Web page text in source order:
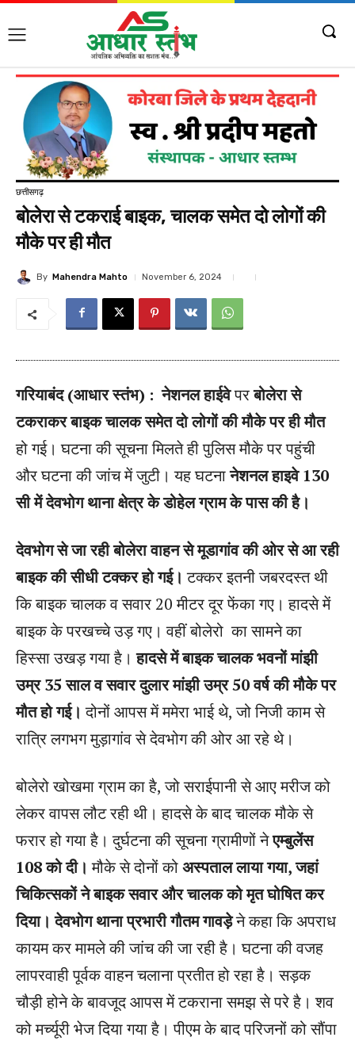
छत्तीसगढ़
बोलेरा से टकराई बाइक, चालक समेत दो लोगों की
मौके पर ही मौत
By Mahendra Mahto November 6, 2024
गरियाबंद (आधार स्तंभ) : नेशनल हाईवेपरबोलेरा से
टकराकर बाइक चालक समेत दो लोगों की मौके पर ही मौत
हो गई। घटना की सूचना मिलते ही पुलिस मौके पर पहुंची
और घटना की जांच में जुटी। यह घटनानेशनल हाइवे 130
सी में देवभोग थाना क्षेत्र के डोहेल ग्राम के पास की है।
देवभोग से जा रही बोलेरा वाहन से मूडागांव की ओर से आ रही
बाइक की सीधी टक्कर हो गई। टक्कर इतनी जबरदस्त थी
कि बाइक चालक व सवार 20 मीटर दूर फेंका गए। हादसे में
बाइक के परखच्चे उड़ गए। वहीं बोलेरो का सामने का
हिस्सा उखड़ गया है।हादसे में बाइक चालक भवनों मांझी
उम्र 35 साल व सवार दुलार मांझी उम्र 50 वर्ष की मौके पर
मौत हो गई। दोनों आपस में ममेरा भाई थे, जो निजी काम से
रात्रि लगभग मुड़ागांव से देवभोग की ओर आ रहे थे।
बोलेरो खोखमा ग्राम का है, जो सराईपानी से आए मरीज को
लेकर वापस लौट रही थी। हादसे के बाद चालक मौके से
फरार हो गया है। दुर्घटना की सूचना ग्रामीणों नेएम्बुलेंस
108 को दी। मौके से दोनों कोअस्पताल लाया गया, जहां
चिकित्सकों ने बाइक सवार और चालक को मृत घोषित कर
दिया। देवभोग थाना प्रभारी गौतम गावड़ेने कहा कि अपराध
कायम कर मामले की जांच की जा रही है। घटना की वजह
लापरवाही पूर्वक वाहन चलाना प्रतीत हो रहा है। सड़क
चौड़ी होने के बावजूद आपस में टकराना समझ से परे है। शव
को मर्च्यूरी भेज दिया गया है। पीएम के बाद परिजनों को सौंपा